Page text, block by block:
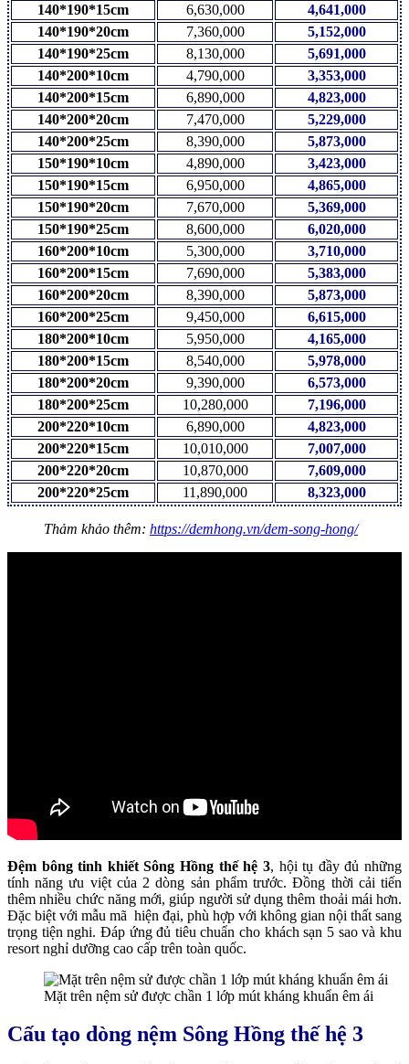
140*190*15cm
6,630,000
4,641,000
140*190*20cm
7,360,000
5,152,000
140*190*25cm
8,130,000
5,691,000
140*200*10cm
4,790,000
3,353,000
140*200*15cm
6,890,000
4,823,000
140*200*20cm
7,470,000
5,229,000
140*200*25cm
8,390,000
5,873,000
150*190*10cm
4,890,000
3,423,000
150*190*15cm
6,950,000
4,865,000
150*190*20cm
7,670,000
5,369,000
150*190*25cm
8,600,000
6,020,000
160*200*10cm
5,300,000
3,710,000
160*200*15cm
7,690,000
5,383,000
160*200*20cm
8,390,000
5,873,000
160*200*25cm
9,450,000
6,615,000
180*200*10cm
5,950,000
4,165,000
180*200*15cm
8,540,000
5,978,000
180*200*20cm
9,390,000
6,573,000
180*200*25cm
10,280,000
7,196,000
200*220*10cm
6,890,000
4,823,000
200*220*15cm
10,010,000
7,007,000
200*220*20cm
10,870,000
7,609,000
200*220*25cm
11,890,000 8,323,000
Thảm khảo thêm: https://demhong.vn/dem-song-hong/
Đệm bông tinh khiết Sông Hồng thế hệ 3, hội tụ đầy đủ những
tính năng ưu việt của 2 dòng sản phẩm trước. Đồng thời cải tiến
thêm nhiều chức năng mới, giúp người sử dụng thêm thoải mái hơn.
Đặc biệt với mẫu mã hiện đại, phù hợp với không gian nội thất sang
trọng tiện nghi. Đáp ứng đủ tiêu chuẩn cho khách sạn 5 sao và khu
resort nghỉ dưỡng cao cấp trên toàn quốc.
Mặt trên nệm sử được chần 1 lớp mút kháng khuẩn êm ái
Cấu tạo dòng nệm Sông Hồng thế hệ 3